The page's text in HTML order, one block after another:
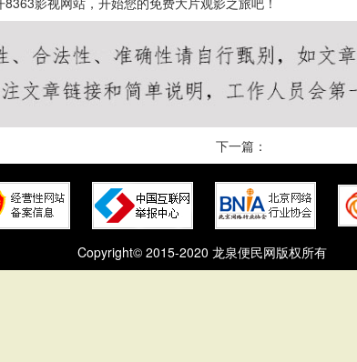
下一篇：
Copyright© 2015-2020 龙泉便民网版权所有